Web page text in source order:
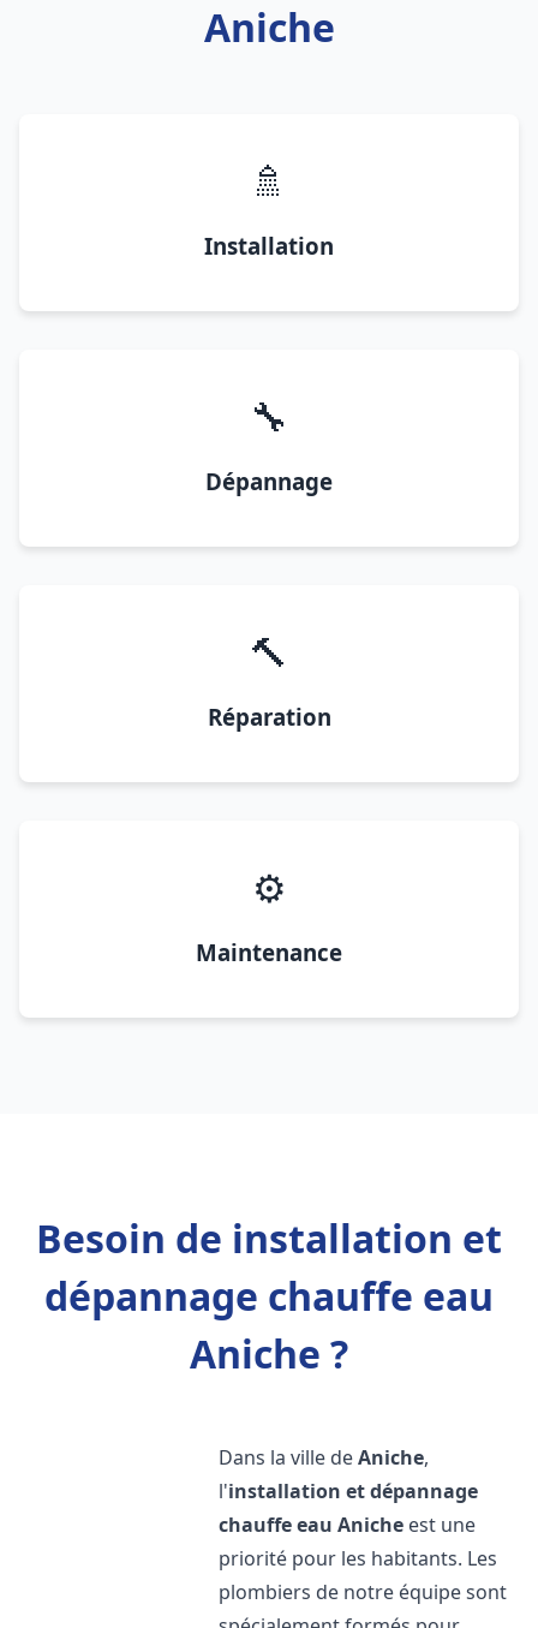
Aniche
🚿
Installation
🔧
Dépannage
🔨
Réparation
⚙️
Maintenance
Besoin de installation et
dépannage chauffe eau
Aniche ?
Dans la ville deAniche,
l'installation et dépannage
chauffe eau Aniche est une
priorité pour les habitants. Les
plombiers de notre équipe sont